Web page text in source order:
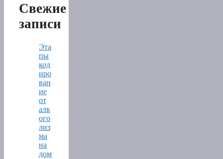
Свежие
записи
Эта
пы
код
иро
ван
ие
от
алк
ого
лиз
ма
на
дом